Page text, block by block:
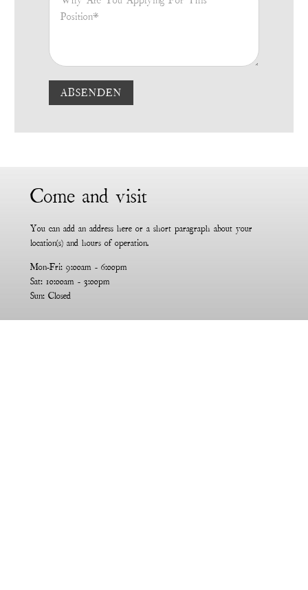
ABSENDEN
Come and visit
You can add an address here or a short paragraph about your
location(s) and hours of operation.
Mon-Fri: 9:00am - 6:00pm
Sat: 10:00am - 3:00pm
Sun: Closed